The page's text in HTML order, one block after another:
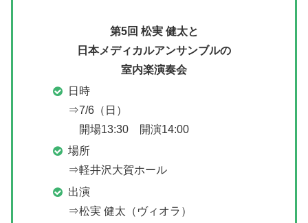
第5回 松実 健太と
日本メディカルアンサンブルの
室内楽演奏会
日時
⇒7/6（日）
開場13:30 開演14:00
場所
⇒軽井沢大賀ホール
出演
⇒松実 健太（ヴィオラ）